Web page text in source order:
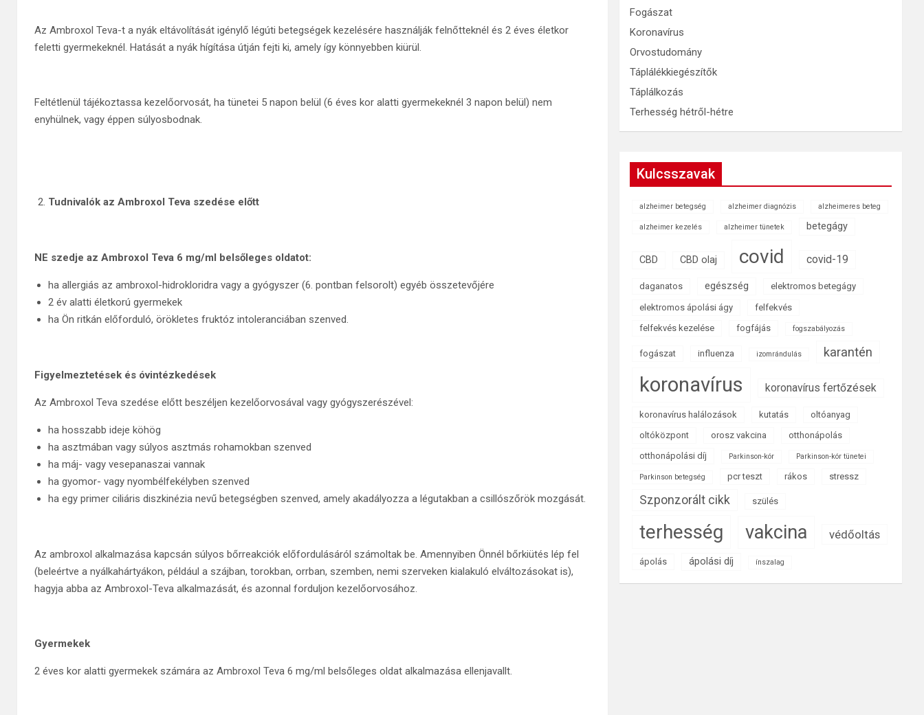
Az Ambroxol Teva-t a nyák eltávolítását igénylő légúti betegségek kezelésére használják felnőtteknél és 2 éves életkor
feletti gyermekeknél. Hatását a nyák hígítása útján fejti ki, amely így könnyebben kiürül.
Feltétlenül tájékoztassa kezelőorvosát, ha tünetei 5 napon belül (6 éves kor alatti gyermekeknél 3 napon belül) nem
enyhülnek, vagy éppen súlyosbodnak.
Tudnivalók az Ambroxol Teva szedése előtt
NE szedje az Ambroxol Teva 6 mg/ml belsőleges oldatot:
ha allergiás az ambroxol-hidrokloridra vagy a gyógyszer (6. pontban felsorolt) egyéb összetevőjére
2 év alatti életkorú gyermekek
ha Ön ritkán előforduló, örökletes fruktóz intoleranciában szenved.
Figyelmeztetések és óvintézkedések
Az Ambroxol Teva szedése előtt beszéljen kezelőorvosával vagy gyógyszerészével:
ha hosszabb ideje köhög
ha asztmában vagy súlyos asztmás rohamokban szenved
ha máj- vagy vesepanaszai vannak
ha gyomor- vagy nyombélfekélyben szenved
ha egy primer ciliáris diszkinézia nevű betegségben szenved, amely akadályozza a légutakban a csillószőrök mozgását.
Az ambroxol alkalmazása kapcsán súlyos bőrreakciók előfordulásáról számoltak be. Amennyiben Önnél bőrkiütés lép fel
(beleértve a nyálkahártyákon, például a szájban, torokban, orrban, szemben, nemi szerveken kialakuló elváltozásokat is),
hagyja abba az Ambroxol-Teva alkalmazását, és azonnal forduljon kezelőorvosához.
Gyermekek
2 éves kor alatti gyermekek számára az Ambroxol Teva 6 mg/ml belsőleges oldat alkalmazása ellenjavallt.
Fogászat
Koronavírus
Orvostudomány
Táplálékkiegészítők
Táplálkozás
Terhesség hétről-hétre
Kulcsszavak
alzheimer betegség alzheimer diagnózis alzheimeres beteg
alzheimer kezelés alzheimer tünetek betegágy
CBD CBD olaj covid covid-19
daganatos egészség elektromos betegágy
elektromos ápolási ágy
felfekvés
felfekvés kezelése
fogfájás fogszabályozás
fogászat influenza izomrándulás karantén
koronavírus koronavírus fertőzések
koronavírus halálozások kutatás
oltóanyag
oltóközpont
orosz vakcina
otthonápolás
otthonápolási díj
Parkinson-kór Parkinson-kór tünetei
Parkinson betegség pcr teszt rákos stressz
Szponzorált cikk szülés
terhesség vakcina védőoltás
ápolás ápolási díj ínszalag